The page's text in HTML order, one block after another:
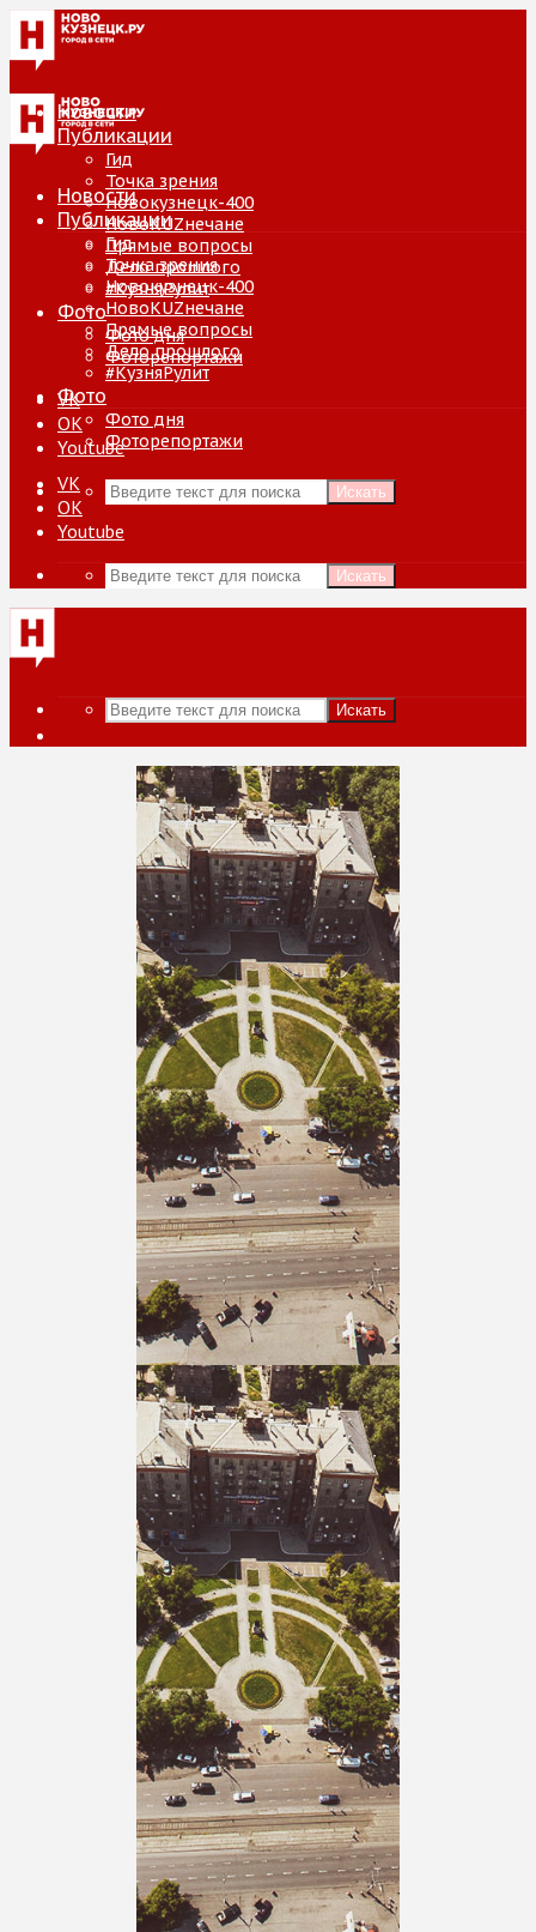
Новости
Публикации
Гид
Точка зрения
Новокузнецк-400
НовоKUZнечане
Прямые вопросы
Дело прошлого
#КузняРулит
Фото
Фото дня
Фоторепортажи
VK
ОК
Youtube
Искать
Новости
Публикации
Гид
Точка зрения
Новокузнецк-400
НовоKUZнечане
Прямые вопросы
Дело прошлого
#КузняРулит
Фото
Фото дня
Фоторепортажи
VK
ОК
Youtube
Искать
Искать